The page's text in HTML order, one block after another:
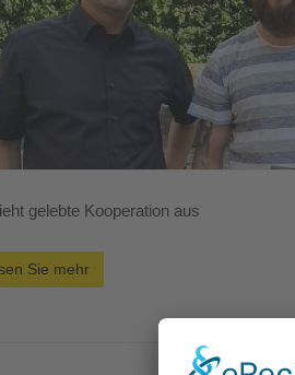
gelebte Kooperation aus
Sie mehr